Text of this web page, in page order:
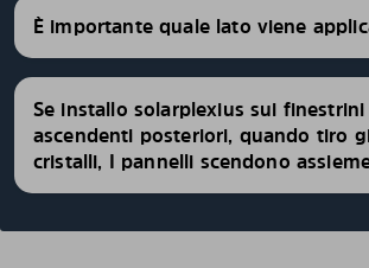
È importante quale lato viene
Se installo solarplexius sui finestrini
ascendenti posteriori, quando tiro
cristalli, I pannelli scendono